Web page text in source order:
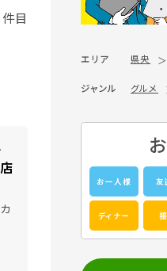
目
エリア 県央
ジャンル グルメ
お一人様 友
ディナー